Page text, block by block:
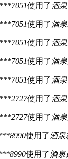
使用了 酒
使用了 酒
使用了 酒
使用了 酒
使用了 酒
使用了 酒
使用了 酒
使用了 酒
使用了 酒